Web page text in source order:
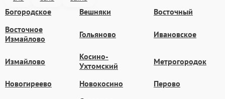
Богородское Вешняки
Восточный
Восточное
Измайлово
Гольяново Ивановское
Измайлово
Косино-
Ухтомский
Метрогородок
Новогиреево Новокосино Перово